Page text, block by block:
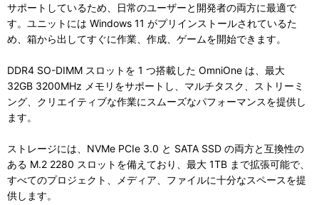
サポートしているため、日常のユーザーと開発者の両方に最適で
す。ユニットには Windows 11 がプリインストールされているた
め、箱から出してすぐに作業、作成、ゲームを開始できます。
DDR4 SO-DIMM スロットを 1 つ搭載した OmniOne は、最大
32GB 3200MHz メモリをサポートし、マルチタスク、ストリーミ
ング、クリエイティブな作業にスムーズなパフォーマンスを提供し
ます。
ストレージには、NVMe PCIe 3.0 と SATA SSD の両方と互換性の
ある M.2 2280 スロットを備えており、最大 1TB まで拡張可能で、
すべてのプロジェクト、メディア、ファイルに十分なスペースを提
供します。